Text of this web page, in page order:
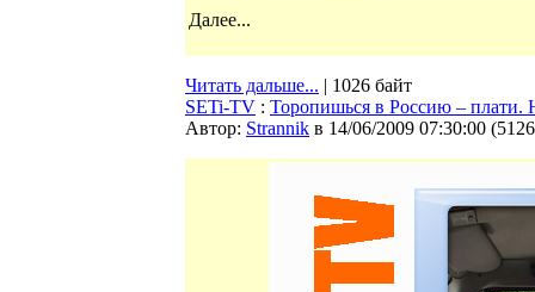
Далее...
Читать дальше... | 1026 байт
SETi-TV : Торопишься в Россию – плати.
Автор: Strannik в 14/06/2009 07:30:00 (